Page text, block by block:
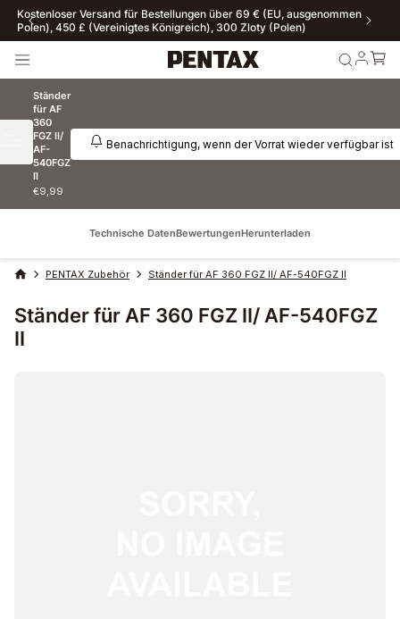
Kostenloser Versand für Bestellungen über 69 € (EU, ausgenommen
Polen), 450 £ (Vereinigtes Königreich), 300 Zloty (Polen)
Technische DatenBewertungenHerunterladen
Ständer
für AF
360
FGZ II/
AF-
540FGZ
II
€9,99
Benachrichtigung, wenn der Vorrat wieder verfügbar ist
PENTAX Zubehör Ständer für AF 360 FGZ II/ AF-540FGZ II
Ständer für AF 360 FGZ II/ AF-540FGZ
II